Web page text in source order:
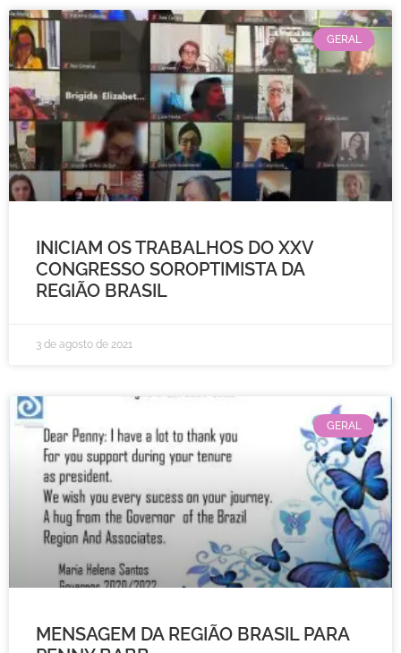
GERAL
INICIAM OS TRABALHOS DO XXV
CONGRESSO SOROPTIMISTA DA
REGIÃO BRASIL
3 de agosto de 2021
GERAL
MENSAGEM DA REGIÃO BRASIL PARA